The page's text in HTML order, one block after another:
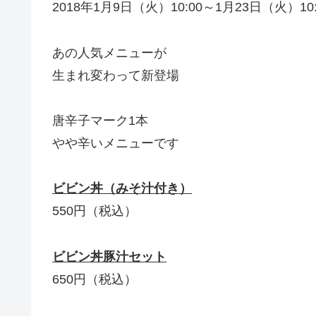
2018年1月9日（火）10:00～1月23日（火）
あの人気メニューが
生まれ変わって新登場
唐辛子マーク1本
やや辛いメニューです
ビビン丼（みそ汁付き）
550円（税込）
ビビン丼豚汁セット
650円（税込）